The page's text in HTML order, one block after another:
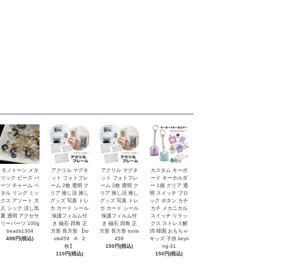
モノトーン メタ
リック ビーズ パ
ーツ チャーム ペ
タル リング ミッ
クス アソート 大
人 シック 涼し気
夏 透明 アクセサ
リーパーツ 100g
beads1304
498円(税込)
アクリル マグネ
ット フォトフレ
ーム 2枚 透明 ク
リア 推し活 推し
グッズ 写真 トレ
カ カード シール
保護フィルム付
き 磁石 四角 正
方形 長方形 【to
ols459 A 2
枚】
110円(税込)
アクリル マグネ
ット フォトフレ
ーム 2枚 透明 ク
リア 推し活 推し
グッズ 写真 トレ
カ カード シール
保護フィルム付
き 磁石 四角 正
方形 長方形 tools
459
150円(税込)
カスタム キーボ
ード キーホルダ
ー 1個 クリア 透
明 スイッチ ブロ
ック ボタン カチ
カチ メカニカル
スイッチ リラッ
クス ストレス解
消 韓国 おもちゃ
キッズ 子供 keyri
ng-31
150円(税込)